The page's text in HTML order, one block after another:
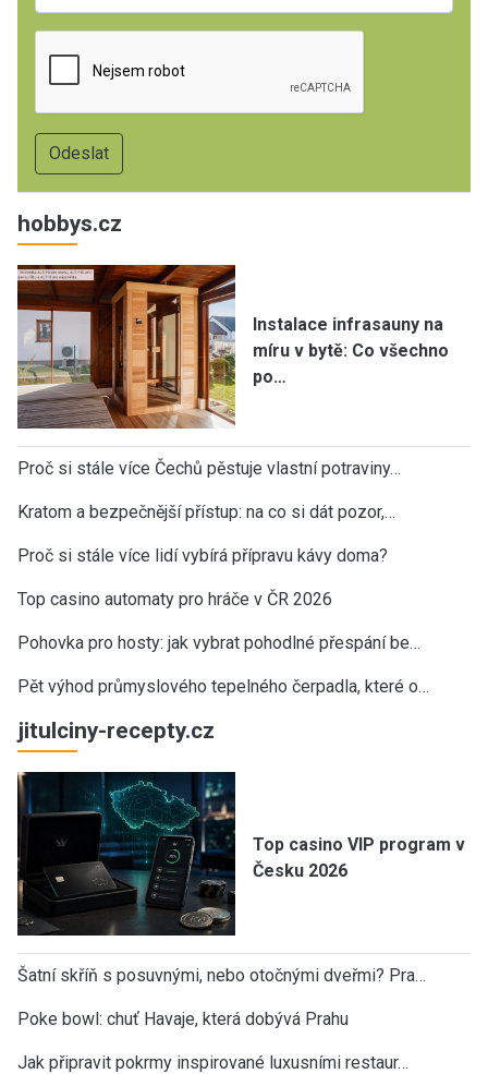
hobbys.cz
Instalace infrasauny na
míru v bytě: Co všechno
po…
Proč si stále více Čechů pěstuje vlastní potraviny…
Kratom a bezpečnější přístup: na co si dát pozor,…
Proč si stále více lidí vybírá přípravu kávy doma?
Top casino automaty pro hráče v ČR 2026
Pohovka pro hosty: jak vybrat pohodlné přespání be…
Pět výhod průmyslového tepelného čerpadla, které o…
jitulciny-recepty.cz
Top casino VIP program v
Česku 2026
Šatní skříň s posuvnými, nebo otočnými dveřmi? Pra…
Poke bowl: chuť Havaje, která dobývá Prahu
Jak připravit pokrmy inspirované luxusními restaur…